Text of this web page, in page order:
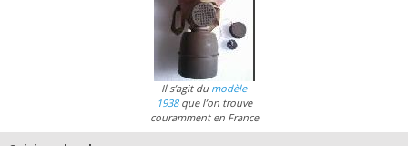
Il s’agit du modèle
1938que l’on trouve
couramment en France